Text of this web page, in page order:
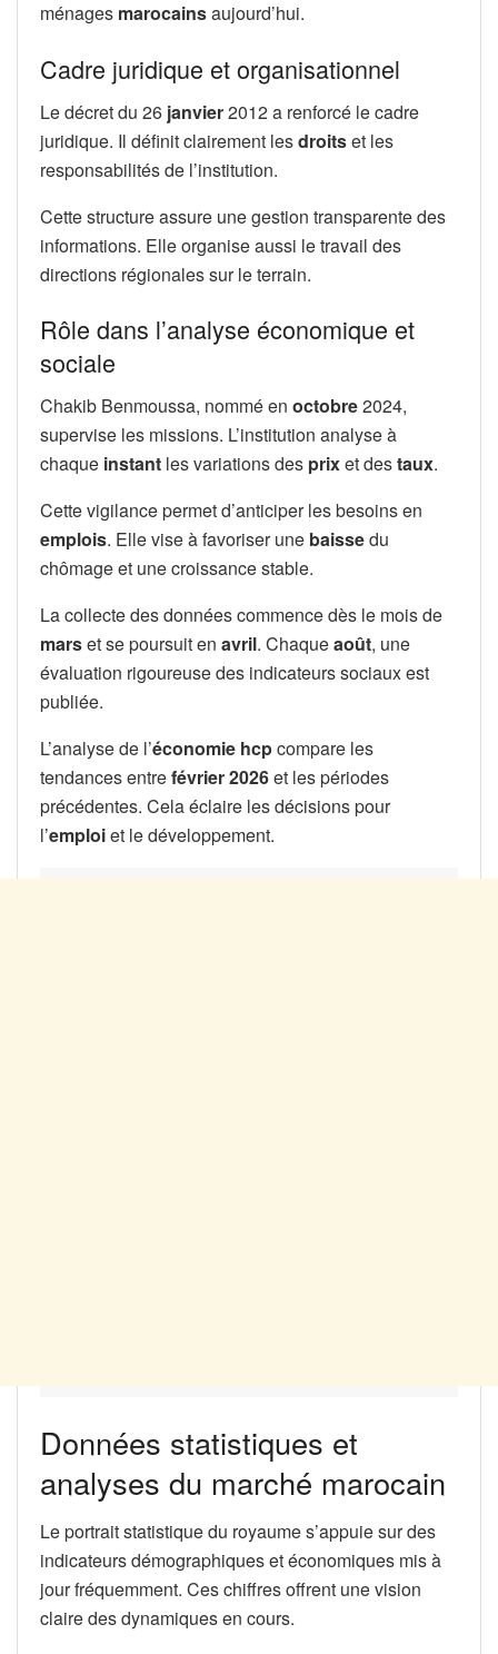
ménages marocainsaujourd’hui.
Cadre juridique et organisationnel
Le décret du 26 janvier2012 a renforcé le cadre
juridique. Il définit clairement lesdroitset les
responsabilités de l’institution.
Cette structure assure une gestion transparente des
informations. Elle organise aussi le travail des
directions régionales sur le terrain.
Rôle dans l’analyse économique et
sociale
Chakib Benmoussa, nommé en octobre2024,
supervise les missions. L’institution analyse à
chaque instant les variations des prixet destaux.
Cette vigilance permet d’anticiper les besoins en
emplois. Elle vise à favoriser une baissedu
chômage et une croissance stable.
La collecte des données commence dès le mois de
marset se poursuit en avril. Chaqueaoût, une
évaluation rigoureuse des indicateurs sociaux est
publiée.
L’analyse de l’économie hcpcompare les
tendances entrefévrier 2026et les périodes
précédentes. Cela éclaire les décisions pour
l’emploiet le développement.
Données statistiques et
analyses du marché marocain
Le portrait statistique du royaume s’appuie sur des
indicateurs démographiques et économiques mis à
jour fréquemment. Ces chiffres offrent une vision
claire des dynamiques en cours.